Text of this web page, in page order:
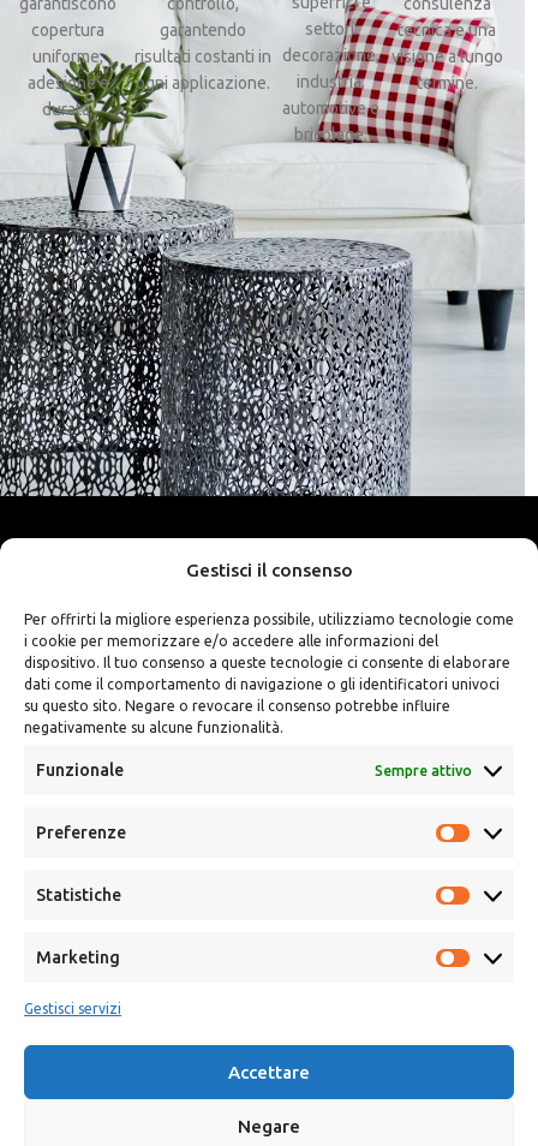
Gestisci il consenso
Per offrirti la migliore esperienza possibile, utilizziamo tecnologie come
i cookie per memorizzare e/o accedere alle informazioni del
dispositivo. Il tuo consenso a queste tecnologie ci consente di elaborare
dati come il comportamento di navigazione o gli identificatori univoci
su questo sito. Negare o revocare il consenso potrebbe influire
negativamente su alcune funzionalità.
Funzionale Sempre attivo
Preferenze
Statistiche
Marketing
Gestisci servizi
Accettare
Negare
copertura
uniforme,
adesione e
durata.
garantendo
risultati costanti in
ogni applicazione.
settori:
decorazione,
industria,
automotive e
bricolage.
tecnica e una
visione a lungo
termine.
Calle Campanar, 4º, 03330 Crevillent (Alicante)
Avviso legale Informativa sulla privacy e sui cookie
Copyright © 2025 Spsil | Powered by